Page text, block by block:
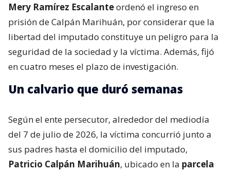
Mery Ramírez Escalanteordenó el ingreso en
prisión de Calpán Marihuán, por considerar que la
libertad del imputado constituye un peligro para la
seguridad de la sociedad y la víctima. Además, fijó
en cuatro meses el plazo de investigación.
Un calvario que duró semanas
Según el ente persecutor, alrededor del mediodía
del 7 de julio de 2026, la víctima concurrió junto a
sus padres hasta el domicilio del imputado,
Patricio Calpán Marihuán, ubicado en la parcela